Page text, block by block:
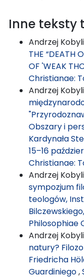
Inne teksty
Andrzej
THE “DEATH
OF 'WEAK
Christianae:
Andrzej
Obszary i
Kardynała
15–16
Christianae:
Andrzej
sympozjum
teologów,
Philosophiae
Andrzej
natury?
Friedricha
Guardiniego,